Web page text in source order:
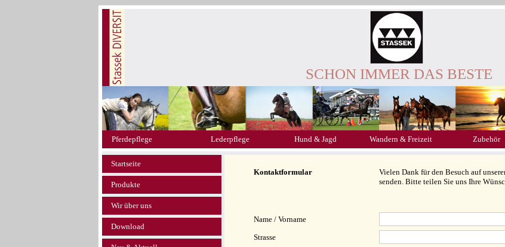
SCHON IMMER DAS BESTE
Pferdepflege Lederpflege Hund & Jagd Wandern & Freizeit Zubehör
Startseite
Produkte
Wir über uns
Download
Kontaktformular
Vielen Dank für den Besuch auf
senden. Bitte teilen Sie uns Ihre
Name / Vorname
Strasse